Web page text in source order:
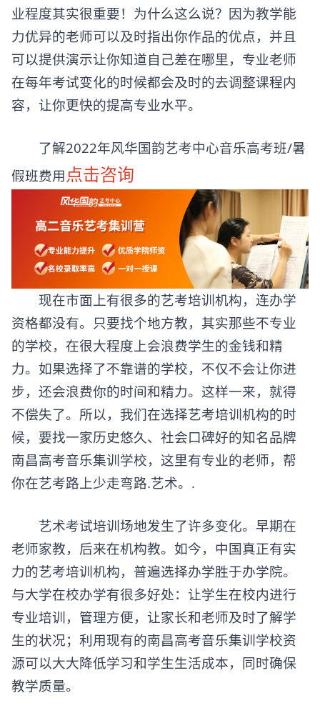
业程度其实很重要！为什么这么说？因为教学能
力优异的老师可以及时指出你作品的优点，并且
可以提供演示让你知道自己差在哪里，专业老师
在每年考试变化的时候都会及时的去调整课程内
容，让你更快的提高专业水平。
了解2022年风华国韵艺考中心音乐高考班/暑
假班费用点击咨询
现在市面上有很多的艺考培训机构，连办学
资格都没有。只要找个地方教，其实那些不专业
的学校，在很大程度上会浪费学生的金钱和精
力。如果选择了不靠谱的学校，不仅不会让你进
步，还会浪费你的时间和精力。这样一来，就得
不偿失了。所以，我们在选择艺考培训机构的时
候，要找一家历史悠久、社会口碑好的知名品牌
南昌高考音乐集训学校，这里有专业的老师，帮
你在艺考路上少走弯路.艺术。.
艺术考试培训场地发生了许多变化。早期在
老师家教，后来在机构教。如今，中国真正有实
力的艺考培训机构，普遍选择办学胜于办学院。
与大学在校办学有很多好处：让学生在校内进行
专业培训，管理方便，让家长和老师及时了解学
生的状况；利用现有的南昌高考音乐集训学校资
源可以大大降低学习和学生生活成本，同时确保
教学质量。